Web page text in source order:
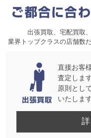
出張買取、宅配買取
業界トップクラスの店舗数
直接お客
査定しま
原則とし
いたします